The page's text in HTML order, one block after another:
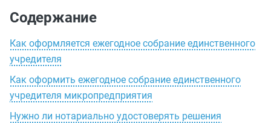
Содержание
Как оформляется ежегодное собрание единственного
учредителя
Как оформить ежегодное собрание единственного
учредителя микропредприятия
Нужно ли нотариально удостоверять решения